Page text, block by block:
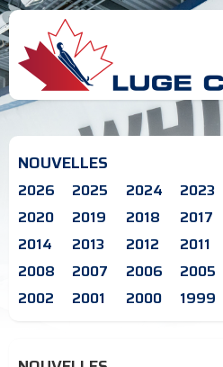
NOUVELLES
2026 2025 2024 2023
2020
2019 2018 2017
2014
2013 2012 2011
2008
2007 2006 2005
2002
2001 2000 1999